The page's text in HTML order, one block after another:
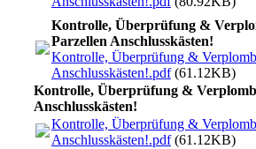
Kontrolle, Überprüfung &
Parzellen Anschlusskästen!
Kontrolle, Überprüfung &
Anschlusskästen!.pdf(61.12KB)
Kontrolle, Überprüfung &
Anschlusskästen!
Kontrolle, Überprüfung &
Anschlusskästen!.pdf(61.12KB)